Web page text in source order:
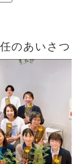
のあいさつ